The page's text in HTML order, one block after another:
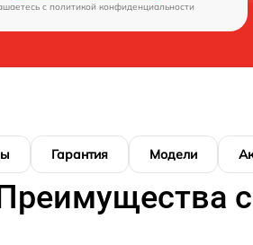
c политикой конфиденциальности
Гарантия Модели